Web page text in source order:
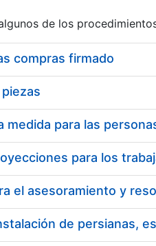
de los
compras firmado
de persianas,